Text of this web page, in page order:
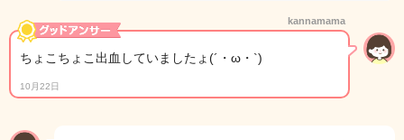
kannamama
ちょこちょこ出血していましたょ(´・ω・`)
10月22日